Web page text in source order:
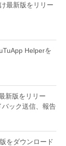
最新版をリリー
Helperを
新版をリリー
ック送信、報告
をダウンロード